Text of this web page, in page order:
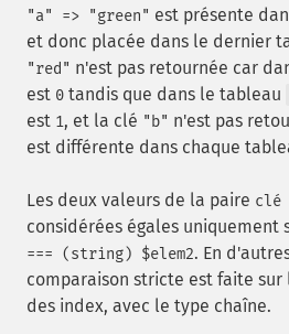
"a" => "green" est présente
et donc placée dans le dernier
"red" n'est pas retournée car
est 0 tandis que dans le tableau
est 1, et la clé "b" n'est pas
est différente dans chaque
Les deux valeurs de la paire clé
considérées égales uniquement
=== (string) $elem2. En
comparaison stricte est faite
des index, avec le type chaîne.